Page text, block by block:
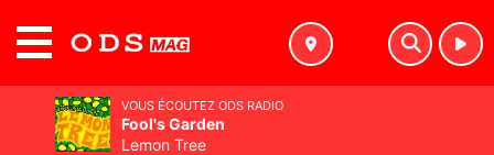
VOUS ÉCOUTEZ ODS RADIO
Fool's Garden
Lemon Tree